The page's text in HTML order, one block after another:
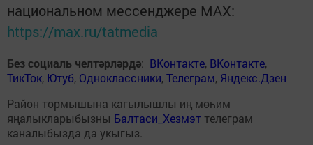
национальном мессенджере MАХ:
https://max.ru/tatmedia
Без социаль челтәрләрдә: ВКонтакте, ВКонтакте,
ТикТок, Ютуб, Одноклассники,Телеграм, Яндекс.Дзен
Район тормышына кагылышлы иң мөһим
яңалыкларыбызны Балтаси_Хезмэт телеграм
каналыбызда да укыгыз.